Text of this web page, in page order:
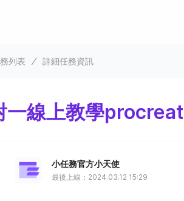
列表 詳細任務資訊
一線上教學
小任務官方小天使
最後上線：2024.03.12 15:29